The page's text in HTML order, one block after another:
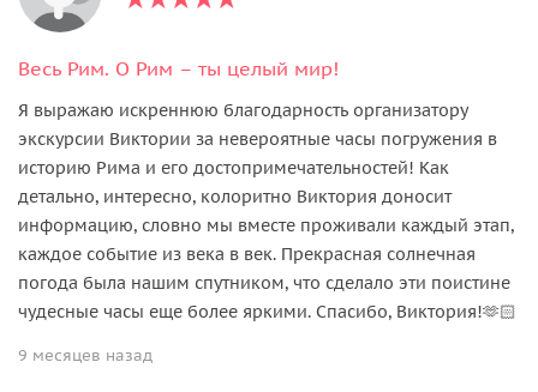
Весь Рим. О Рим – ты целый мир!
Я выражаю искреннюю благодарность организатору
экскурсии Виктории за невероятные часы погружения в
историю Рима и его достопримечательностей! Как
детально, интересно, колоритно Виктория доносит
информацию, словно мы вместе проживали каждый этап,
каждое событие из века в век. Прекрасная солнечная
погода была нашим спутником, что сделало эти поистине
чудесные часы еще более яркими. Спасибо, Виктория!🫶🏻
9 месяцев назад